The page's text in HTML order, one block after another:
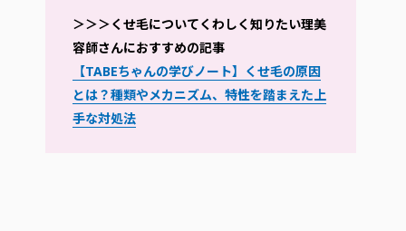
＞＞＞くせ毛についてくわしく知りたい理美
容師さんにおすすめの記事
【TABEちゃんの学びノート】くせ毛の原因
とは？種類やメカニズム、特性を踏まえた上
手な対処法